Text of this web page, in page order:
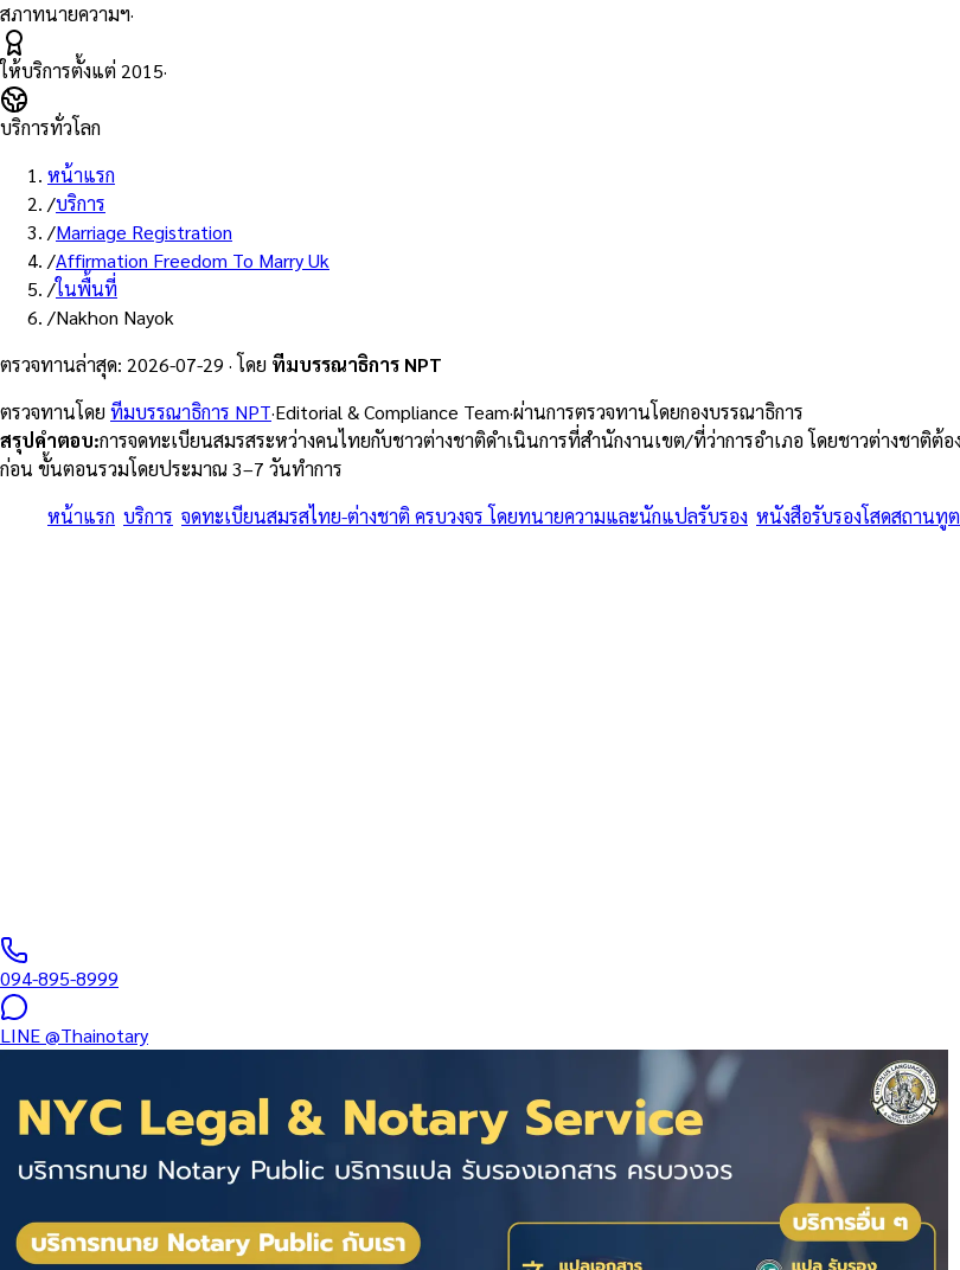
สภาทนายความฯ·
ให้บริการตั้งแต่ 2015·
บริการทั่วโลก
หน้าแรก
/บริการ
/Marriage Registration
/Affirmation Freedom To Marry Uk
/ในพื้นที่
/Nakhon Nayok
ตรวจทานล่าสุด: 2026-07-29 · โดย ทีมบรรณาธิการ NPT
ตรวจทานโดย ทีมบรรณาธิการ NPT·Editorial & Compliance Team·ผ่านการตรวจทานโดยกองบรรณาธิการ
สรุปคำตอบ:การจดทะเบียนสมรสระหว่างคนไทยกับชาวต่างชาติดำเนินการที่สำนักงานเขต/ที่ว่าการอำเภอ โดยชาวต่างชา
ก่อน ขั้นตอนรวมโดยประมาณ 3–7 วันทำการ
หน้าแรก บริการ จดทะเบียนสมรสไทย-ต่างชาติ ครบวงจร โดยทนายความและนักแปลรับรอง หนังสือรับรองโสดสถานทู
094-895-8999
LINE@Thainotary